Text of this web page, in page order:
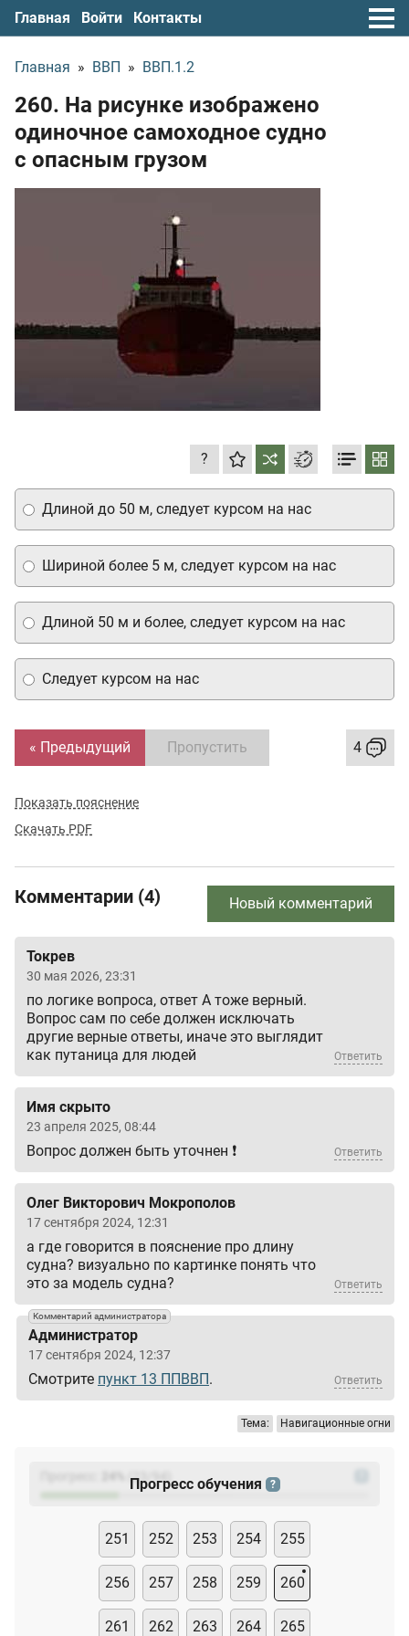
Главная Войти Контакты
Главная » ВВП » ВВП.1.2
260. На рисунке изображено
одиночное самоходное судно
с опасным грузом
?
Длиной 50 м и более, следует курсом на нас
Следует курсом на нас
Длиной до 50 м, следует курсом на нас
Шириной более 5 м, следует курсом на нас
« Предыдущий Пропустить 4
Показать пояснение
Скачать PDF
Комментарии (4) Новый комментарий
Токрев
30 мая 2026, 23:31
по логике вопроса, ответ А тоже верный.
Вопрос сам по себе должен исключать
другие верные ответы, иначе это выглядит
как путаница для людей
Ответить
Имя скрыто
23 апреля 2025, 08:44
Вопрос должен быть уточнен ❗ Ответить
Олег Викторович Мокрополов
17 сентября 2024, 12:31
а где говорится в пояснение про длину
судна? визуально по картинке понять что
это за модель судна?
Ответить
Комментарий администратора
Администратор
17 сентября 2024, 12:37
Смотрите пункт 13 ППВВП. Ответить
Тема: Навигационные огни
(23
Прогресс обучения ?
251 252 253 254 255
256 257 258 259 260
261 262 263 264 265